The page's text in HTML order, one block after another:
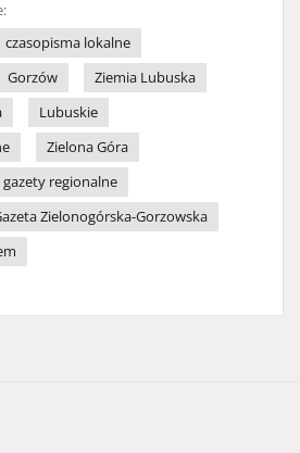
czasopisma lokalne
Gorzów
Ziemia Lubuska
Lubuskie
Zielona Góra
gazety regionalne
Zielonogórska-Gorzowska